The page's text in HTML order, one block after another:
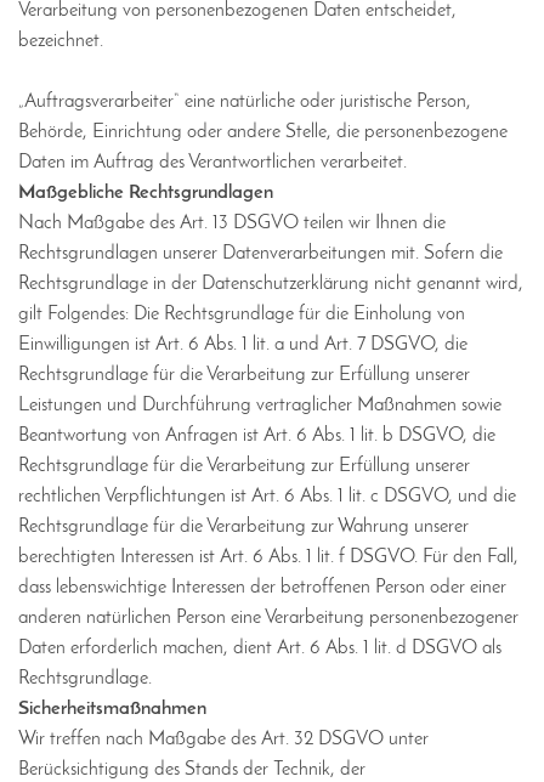
Verarbeitung von personenbezogenen Daten entscheidet,
bezeichnet.
„Auftragsverarbeiter“ eine natürliche oder juristische Person,
Behörde, Einrichtung oder andere Stelle, die personenbezogene
Daten im Auftrag des Verantwortlichen verarbeitet.
Maßgebliche Rechtsgrundlagen
Nach Maßgabe des Art. 13 DSGVO teilen wir Ihnen die
Rechtsgrundlagen unserer Datenverarbeitungen mit. Sofern die
Rechtsgrundlage in der Datenschutzerklärung nicht genannt wird,
gilt Folgendes: Die Rechtsgrundlage für die Einholung von
Einwilligungen ist Art. 6 Abs. 1 lit. a und Art. 7 DSGVO, die
Rechtsgrundlage für die Verarbeitung zur Erfüllung unserer
Leistungen und Durchführung vertraglicher Maßnahmen sowie
Beantwortung von Anfragen ist Art. 6 Abs. 1 lit. b DSGVO, die
Rechtsgrundlage für die Verarbeitung zur Erfüllung unserer
rechtlichen Verpflichtungen ist Art. 6 Abs. 1 lit. c DSGVO, und die
Rechtsgrundlage für die Verarbeitung zur Wahrung unserer
berechtigten Interessen ist Art. 6 Abs. 1 lit. f DSGVO. Für den Fall,
dass lebenswichtige Interessen der betroffenen Person oder einer
anderen natürlichen Person eine Verarbeitung personenbezogener
Daten erforderlich machen, dient Art. 6 Abs. 1 lit. d DSGVO als
Rechtsgrundlage.
Sicherheitsmaßnahmen
Wir treffen nach Maßgabe des Art. 32 DSGVO unter
Berücksichtigung des Stands der Technik, der